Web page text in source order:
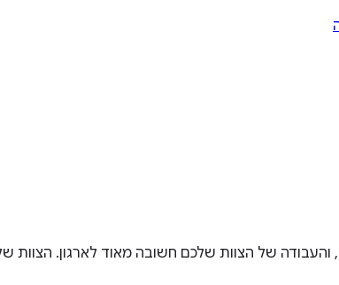
והעבודה של הצוות שלכם חשובה מאוד לארגון.